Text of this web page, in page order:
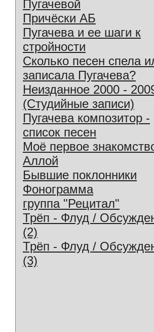
Пугачевой
Причёски АБ
Пугачева и ее шаги к
стройности
Сколько песен спела
записала Пугачева?
Неизданное 2000 -
(Студийные записи)
Пугачева композитор -
список песен
Моё первое
Аллой
Бывшие поклонники
Фонограмма
группа "Рецитал"
Трёп - Флуд /
(2)
Трёп - Флуд /
(3)